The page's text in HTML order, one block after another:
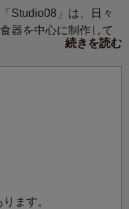
Studio08」は、日々
器を中心に制作して
っと贅沢な気分にし
、色の美しいお茶を
。
続きを読む
ます。